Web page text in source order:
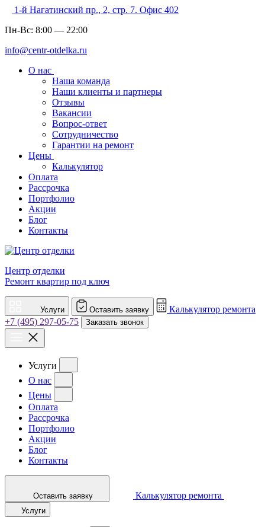
1-й Нагатинский пр., 2, стр. 7. Офис 402
Пн-Вс: 8:00 — 22:00
info@centr-otdelka.ru
О нас
Наша команда
Наши клиенты и партнеры
Отзывы
Вакансии
Вопрос-ответ
Сотрудничество
Гарантии на ремонт
Цены
Калькулятор
Оплата
Рассрочка
Портфолио
Акции
Блог
Контакты
Центр отделки
Ремонт квартир под ключ
Услуги Оставить заявку
Калькулятор ремонта
+7 (495) 297-05-75
Заказать звонок
Услуги
О нас
Цены
Оплата
Рассрочка
Портфолио
Акции
Блог
Контакты
Оставить заявку Калькулятор ремонта
Услуги